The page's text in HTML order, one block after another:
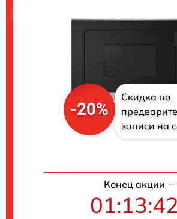
-20%
Скидка по
записи на
Конец акции
01:13:41